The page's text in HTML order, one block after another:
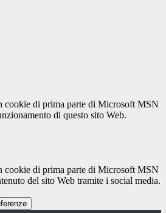
cookie di prima parte di Microsoft MSN
di questo sito Web.
cookie di prima parte di Microsoft MSN
del sito Web tramite i social media.